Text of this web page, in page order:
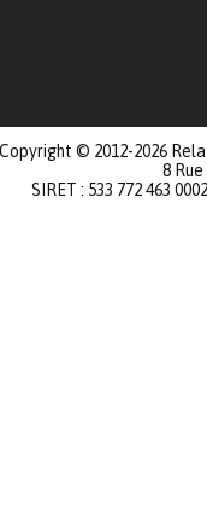
Copyright © 2012-2026
8
SIRET : 533 772 463